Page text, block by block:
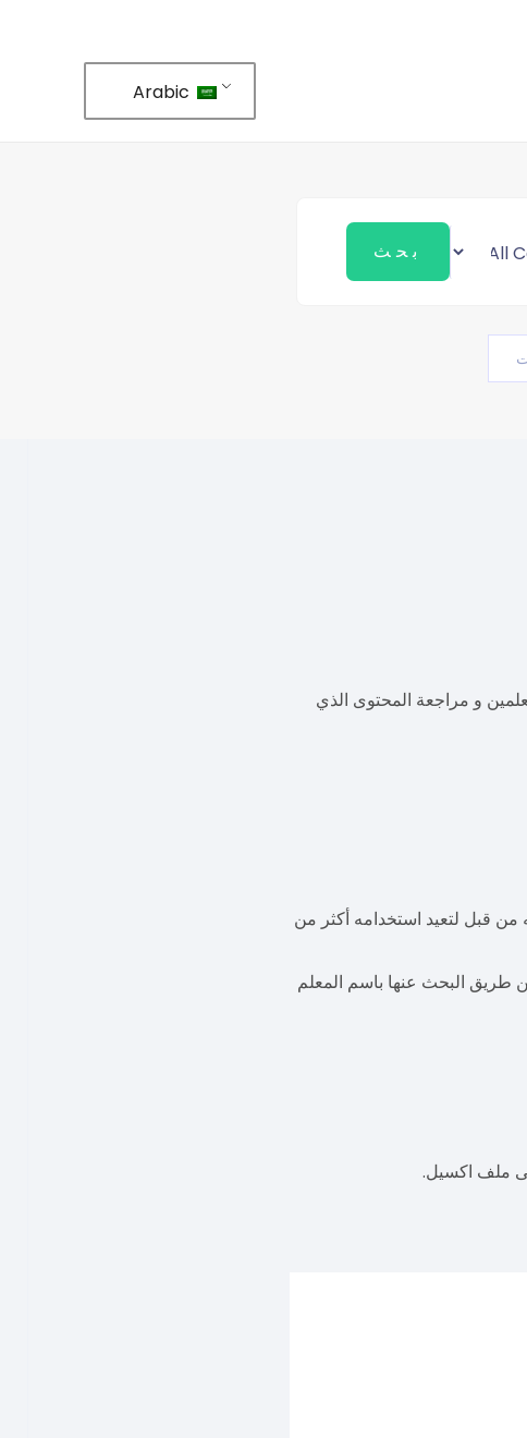
و مراجعة المحتوى الذي
قبل لتعيد استخدامه أكثر من
طريق البحث عنها باسم المعلم
ملف اكسيل.